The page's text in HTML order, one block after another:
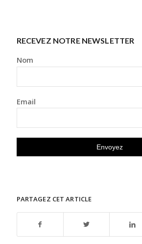
RECEVEZ NOTRE NEWSLETTER
Nom
Email
PARTAGEZ CET ARTICLE